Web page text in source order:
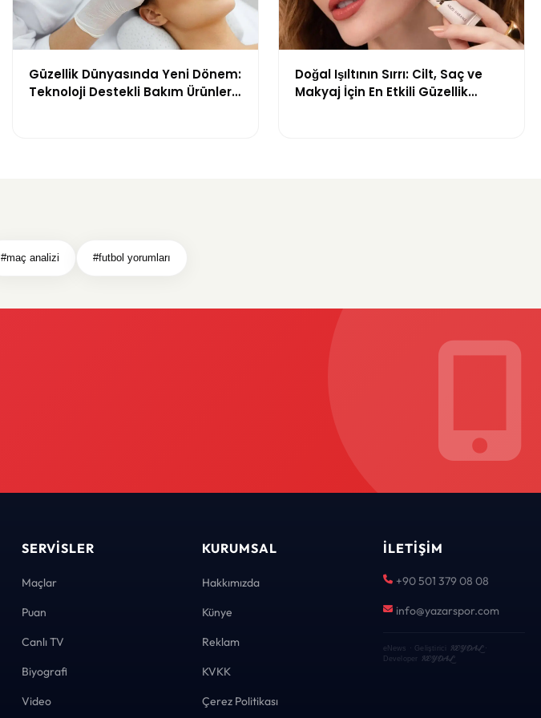
Güzellik Dünyasında Yeni Dönem:
Teknoloji Destekli Bakım Ürünleri
Doğal Işıltının Sırrı: Cilt, Saç ve
Makyaj İçin En Etkili Güzellik
#maç analizi #futbol yorumları
SERVISLER
Maçlar
Puan
Canlı TV
Biyografi
Video
KURUMSAL
Hakkımızda
Künye
Reklam
KVKK
Çerez Politikası
İLETIŞIM
+90 501 379 08 08
info@yazarspor.com
eNews · Geliştirici KEYDAL·
Developer KEYDAL